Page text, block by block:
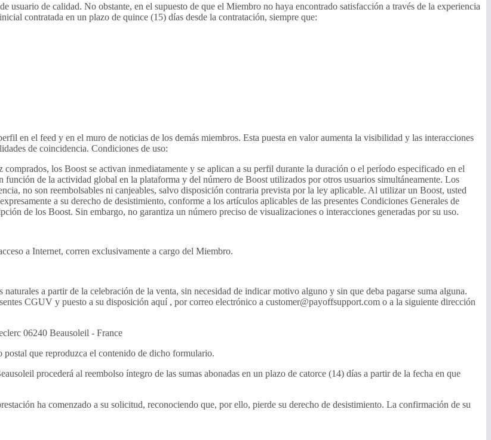
usuario de calidad. No obstante, en el supuesto de que el Miembro no haya encontrado satisfacción a través de la experiencia
contratada en un plazo de quince (15) días desde la contratación, siempre que:
en el feed y en el muro de noticias de los demás miembros. Esta puesta en valor aumenta la visibilidad y las interacciones
de coincidencia. Condiciones de uso:
los Boost se activan inmediatamente y se aplican a su perfil durante la duración o el período especificado en el
de la actividad global en la plataforma y del número de Boost utilizados por otros usuarios simultáneamente. Los
no son reembolsables ni canjeables, salvo disposición contraria prevista por la ley aplicable. Al utilizar un Boost, usted
a su derecho de desistimiento, conforme a los artículos aplicables de las presentes Condiciones Generales de
de los Boost. Sin embargo, no garantiza un número preciso de visualizaciones o interacciones generadas por su uso.
a Internet, corren exclusivamente a cargo del Miembro.
a partir de la celebración de la venta, sin necesidad de indicar motivo alguno y sin que deba pagarse suma alguna.
CGUV y puesto a su disposición aquí , por correo electrónico a customer@payoffsupport.com o a la siguiente dirección
06240 Beausoleil - France
que reproduzca el contenido de dicho formulario.
procederá al reembolso íntegro de las sumas abonadas en un plazo de catorce (14) días a partir de la fecha en que
ha comenzado a su solicitud, reconociendo que, por ello, pierde su derecho de desistimiento. La confirmación de su